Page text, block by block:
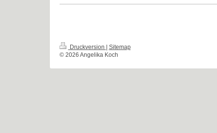
Druckversion | Sitemap
© 2026 Angelika Koch